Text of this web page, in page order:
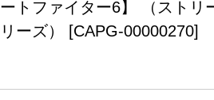
ートファイター6】 （ストリ
リーズ） [CAPG-00000270]